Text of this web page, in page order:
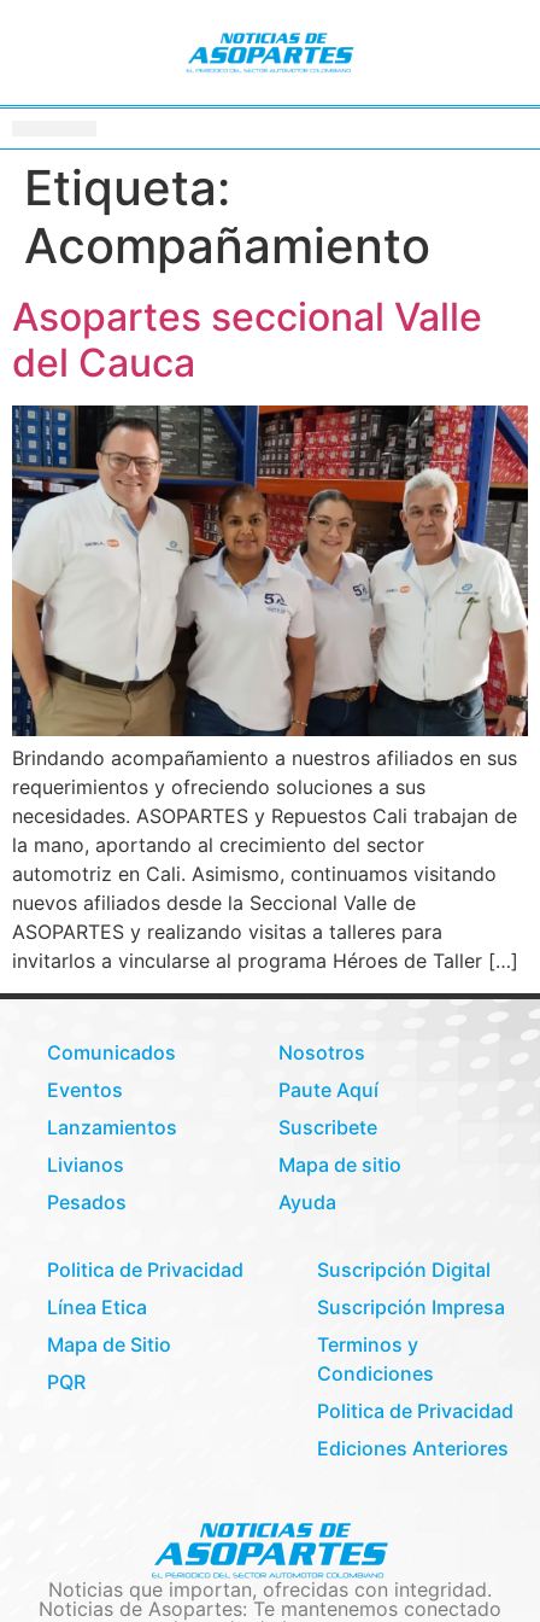
Etiqueta:
Acompañamiento
Asopartes seccional Valle
del Cauca
Brindando acompañamiento a nuestros afiliados en sus
requerimientos y ofreciendo soluciones a sus
necesidades. ASOPARTES y Repuestos Cali trabajan de
la mano, aportando al crecimiento del sector
automotriz en Cali. Asimismo, continuamos visitando
nuevos afiliados desde la Seccional Valle de
ASOPARTES y realizando visitas a talleres para
invitarlos a vincularse al programa Héroes de Taller […]
Comunicados
Eventos
Lanzamientos
Livianos
Pesados
Nosotros
Paute Aquí
Suscribete
Mapa de sitio
Ayuda
Politica de Privacidad
Línea Etica
Mapa de Sitio
PQR
Suscripción Digital
Suscripción Impresa
Terminos y
Condiciones
Politica de Privacidad
Ediciones Anteriores
Noticias que importan, ofrecidas con integridad.
Noticias de Asopartes: Te mantenemos conectado